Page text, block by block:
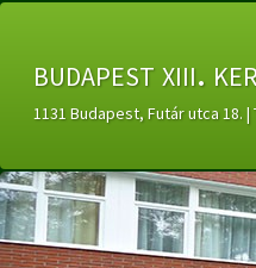
budapest xiii.
1131 Budapest, Futár utca 18.